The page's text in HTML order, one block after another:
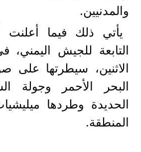
والمدنيين.
يأتي ذلك فيما أعلنت
التابعة للجيش
الاثنين، سيطرتها على
البحر الأحمر وجولة
الحديدة وطردها
المنطقة.